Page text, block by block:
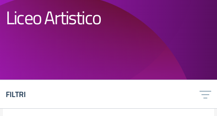
Liceo Artistico
FILTRI